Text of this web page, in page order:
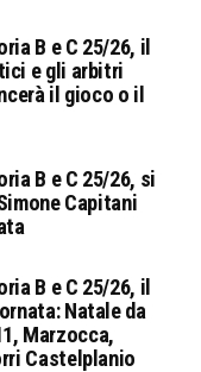
B e C 25/26, il
e gli arbitri
il gioco o il
B e C 25/26, si
Capitani
B e C 25/26, il
Natale da
Marzocca,
Castelplanio